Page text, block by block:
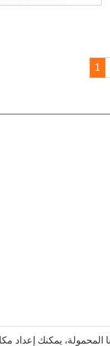
1
يمكنك إعداد